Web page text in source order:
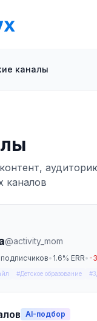
каналы
каналов
@activity_mom
• 1.6% ERR• -
#Детское образование
AI-подбор